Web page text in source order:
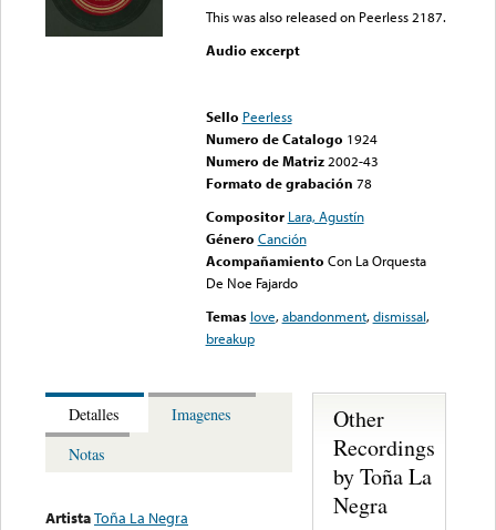
This was also released on Peerless 2187.
Audio excerpt
Sello Peerless
Numero de Catalogo 1924
Numero de Matriz 2002-43
Formato de grabación 78
Compositor Lara, Agustín
Género Canción
Acompañamiento Con La Orquesta
De Noe Fajardo
Temas love,abandonment,dismissal,
breakup
Detalles
Imagenes
Notas
ArtistaToña La Negra
Other
Recordings
by Toña La
Negra